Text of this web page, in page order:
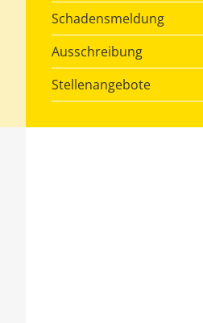
Schadensmeldung
Ausschreibung
Stellenangebote